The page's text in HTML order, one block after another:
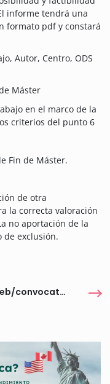
informe tendrá una
formato pdf y constará
Autor, Centro, ODS
Máster
en el marco de la
criterios del punto 6
Fin de Máster.
de otra
la correcta valoración
no aportación de la
de exclusión.
https://secretaria.uvigo.gal/uv/web/convocatoria/public/show/1148